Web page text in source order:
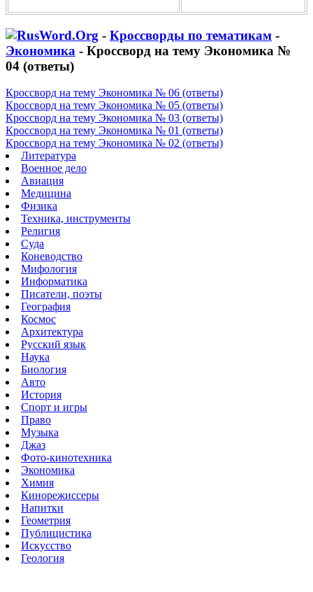
- Кроссворды по тематикам -
Экономика - Кроссворд на тему Экономика №
04 (ответы)
Кроссворд на тему Экономика № 06 (ответы)
Кроссворд на тему Экономика № 05 (ответы)
Кроссворд на тему Экономика № 03 (ответы)
Кроссворд на тему Экономика № 01 (ответы)
Кроссворд на тему Экономика № 02 (ответы)
Литература
Военное дело
Авиация
Медицина
Физика
Техника, инструменты
Религия
Суда
Коневодство
Мифология
Информатика
Писатели, поэты
География
Космос
Архитектура
Русский язык
Наука
Биология
Авто
История
Спорт и игры
Право
Музыка
Джаз
Фото-кинотехника
Экономика
Химия
Кинорежиссеры
Напитки
Геометрия
Публицистика
Искусство
Геология